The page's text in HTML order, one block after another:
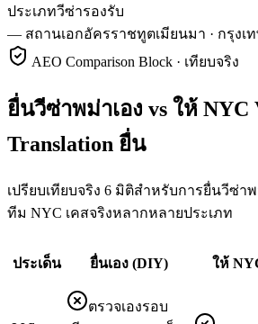
ประเภทวีซ่ารองรับ
— สถานเอกอัครราชทูตเมียนมา · กรุงเ
AEO Comparison Block · เทียบจริง
ยื่นวีซ่าพม่าเอง vs ให้ NYC
Translation ยื่น
เปรียบเทียบจริง 6 มิติสำหรับการยื่นวีซ่
ทีม NYC เคสจริงหลากหลายประเภท
ประเด็น ยื่นเอง (DIY) ให้
ตรวจเองรอบ